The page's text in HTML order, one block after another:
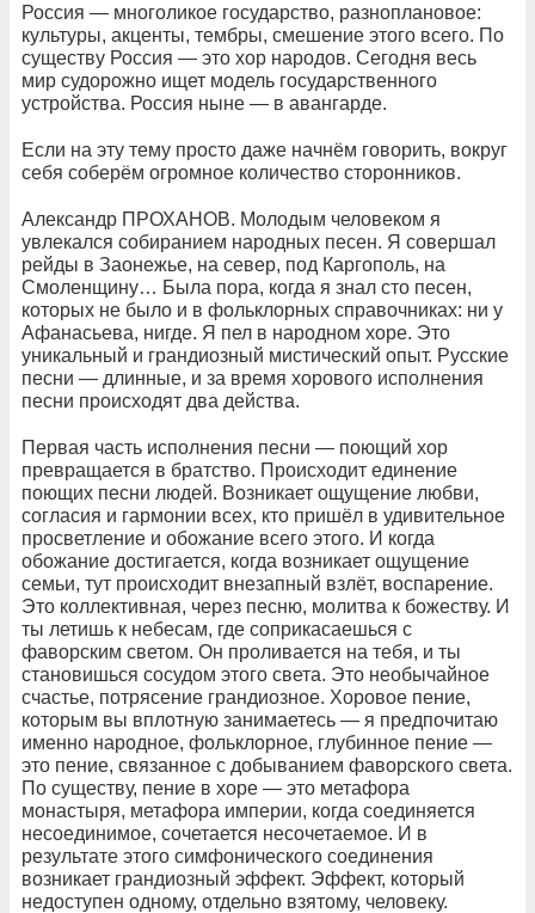
Россия — многоликое государство, разноплановое:
культуры, акценты, тембры, смешение этого всего. По
существу Россия — это хор народов. Сегодня весь
мир судорожно ищет модель государственного
устройства. Россия ныне — в авангарде.
Если на эту тему просто даже начнём говорить, вокруг
себя соберём огромное количество сторонников.
Александр ПРОХАНОВ. Молодым человеком я
увлекался собиранием народных песен. Я совершал
рейды в Заонежье, на север, под Каргополь, на
Смоленщину… Была пора, когда я знал сто песен,
которых не было и в фольклорных справочниках: ни у
Афанасьева, нигде. Я пел в народном хоре. Это
уникальный и грандиозный мистический опыт. Русские
песни — длинные, и за время хорового исполнения
песни происходят два действа.
Первая часть исполнения песни — поющий хор
превращается в братство. Происходит единение
поющих песни людей. Возникает ощущение любви,
согласия и гармонии всех, кто пришёл в удивительное
просветление и обожание всего этого. И когда
обожание достигается, когда возникает ощущение
семьи, тут происходит внезапный взлёт, воспарение.
Это коллективная, через песню, молитва к божеству. И
ты летишь к небесам, где соприкасаешься с
фаворским светом. Он проливается на тебя, и ты
становишься сосудом этого света. Это необычайное
счастье, потрясение грандиозное. Хоровое пение,
которым вы вплотную занимаетесь — я предпочитаю
именно народное, фольклорное, глубинное пение —
это пение, связанное с добыванием фаворского света.
По существу, пение в хоре — это метафора
монастыря, метафора империи, когда соединяется
несоединимое, сочетается несочетаемое. И в
результате этого симфонического соединения
возникает грандиозный эффект. Эффект, который
недоступен одному, отдельно взятому, человеку.